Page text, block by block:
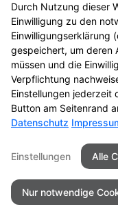
Medikamente
Parfümerie
© 2026
Durch Nutzung dieser
Einwilligung zu den
Einwilligungserklärung
gespeichert, um deren
müssen und die
Verpflichtung
Einstellungen jederzeit
Button am Seitenrand
Datenschutz
Einstellungen Alle
Nur notwendige